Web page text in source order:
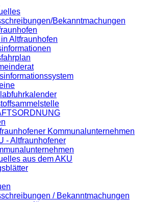
Bekanntmachungen
Altfraunhofen
Kommunalunternehmen
- Altfraunhofener
aus dem AKU
/ Bekanntmachungen